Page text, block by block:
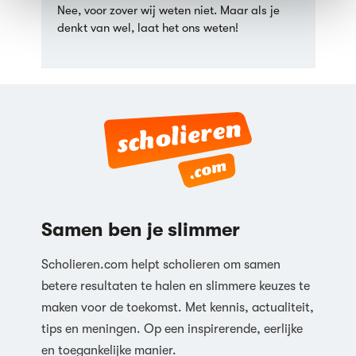
Nee, voor zover wij weten niet. Maar als je
denkt van wel, laat het ons weten!
Samen ben je slimmer
Scholieren.com helpt scholieren om samen
betere resultaten te halen en slimmere keuzes te
maken voor de toekomst. Met kennis, actualiteit,
tips en meningen. Op een inspirerende, eerlijke
en toegankelijke manier.